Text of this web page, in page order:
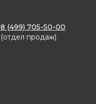
8 (499) 705-50-00
(отдел продаж)